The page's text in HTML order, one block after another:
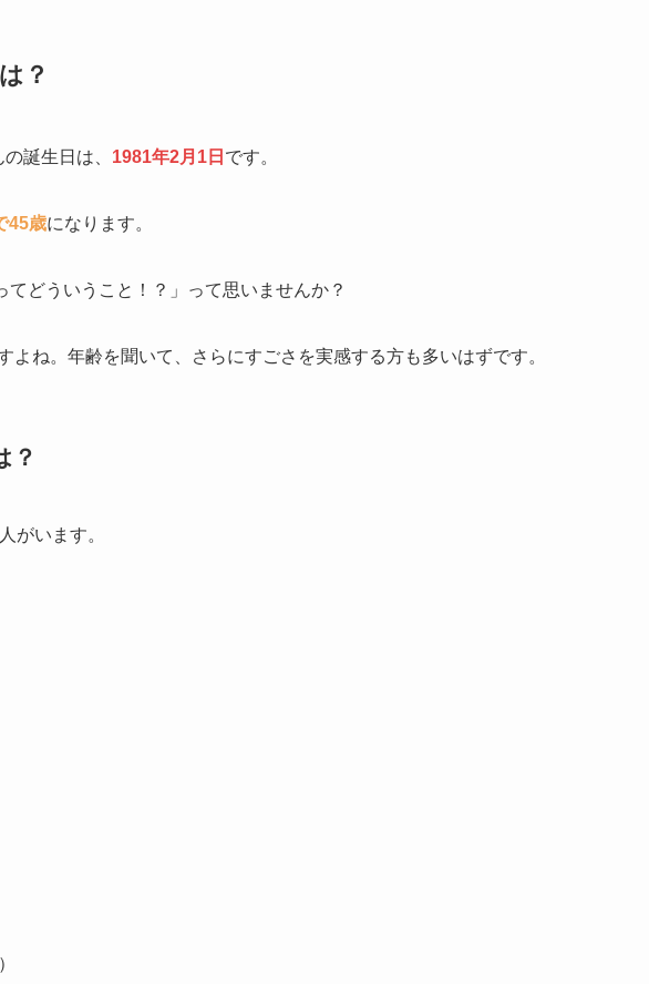
？
誕生日は、 1981年2月1日 です。
45歳になります。
どういうこと！？」って思いませんか？
よね。年齢を聞いて、さらにすごさを実感する方も多いはずです。
？
がいます。